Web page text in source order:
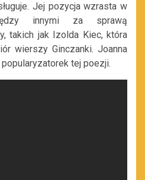
Jej pozycja wzrasta w
innymi za sprawą
takich jak Izolda Kiec, która
wierszy Ginczanki. Joanna
tej poezji.